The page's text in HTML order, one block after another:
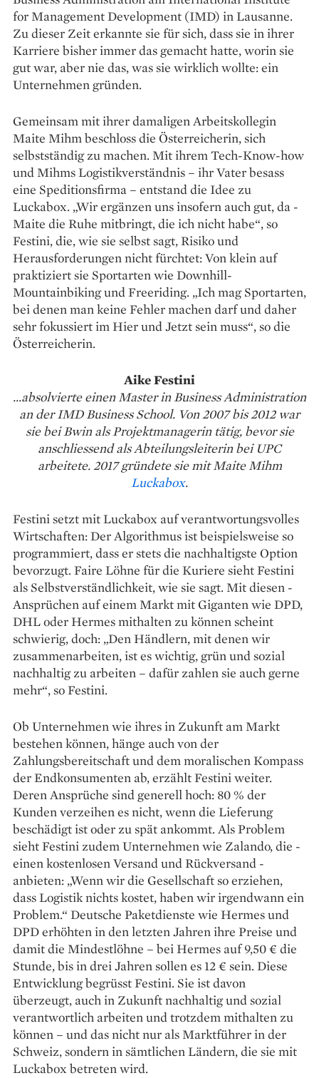
for Management Development (IMD) in Lausanne.
Zu dieser Zeit erkannte sie für sich, dass sie in ihrer
Karriere bisher immer das gemacht hatte, worin sie
gut war, aber nie das, was sie wirklich wollte: ein
Unternehmen gründen.
Gemeinsam mit ihrer damaligen Arbeitskollegin
Maite Mihm beschloss die Österreicherin, sich
selbstständig zu machen. Mit ihrem Tech-Know-how
und Mihms Logistikverständnis – ihr Vater besass
eine Speditionsfirma – entstand die Idee zu
Luckabox. „Wir ergänzen uns insofern auch gut, da ­
Maite die Ruhe mitbringt, die ich nicht habe“, so
Festini, die, wie sie selbst sagt, Risiko und
Herausforderungen nicht fürchtet: Von klein auf
praktiziert sie Sportarten wie Downhill-
Mountainbiking und Freeriding. „Ich mag Sportarten,
bei denen man keine Fehler machen darf und ­daher
sehr fokussiert im Hier und Jetzt sein muss“, so die
Österreicherin.
Aike Festini
...absolvierte einen Master in Business Administration
an der IMD Business School. Von 2007 bis 2012 war
sie bei Bwin als Projektmanagerin tätig, bevor sie
anschliessend als Abteilungsleiterin bei UPC
arbeitete. 2017 gründete sie mit Maite Mihm
Luckabox.
Festini setzt mit Luckabox auf verantwortungsvolles
Wirtschaften: Der Algorithmus ist ­beispielsweise so
programmiert, dass er stets die nachhaltigste Option
bevorzugt. ­Faire Löhne für die Kuriere sieht Festini
als Selbstverständlichkeit, wie sie sagt. Mit diesen ­
Ansprüchen auf einem Markt mit Giganten wie DPD,
DHL oder Hermes ­mithalten zu können scheint
schwierig, doch: „Den Händlern, mit denen wir
zusammenarbeiten, ist es wichtig, grün und sozial
nachhaltig zu arbeiten – dafür zahlen sie auch gerne
mehr“, so Festini.
Ob Unternehmen wie ­ihres in Zukunft am Markt
bestehen ­können, hänge auch von der
Zahlungsbereitschaft und dem moralischen Kompass
der Endkonsumenten ab, erzählt Festini weiter.
Deren Ansprüche sind generell hoch: 80 % der
Kunden verzeihen es nicht, wenn die Lieferung
beschädigt ist oder zu spät ankommt. Als Problem
sieht Festini zudem ­Unternehmen wie Zalando, die ­
einen kostenlosen ­Versand und Rückversand ­
anbieten: „Wenn wir die Gesellschaft so ­erziehen,
dass Logistik nichts kostet, haben wir irgendwann ein
Problem.“ Deutsche Paket­dienste wie Hermes und
DPD erhöhten in den letzten Jahren ihre Preise und
damit die Mindestlöhne – bei Hermes auf 9,50 € die
Stunde, bis in drei Jahren sollen es 12 € sein. Diese
Entwicklung begrüsst Festini. Sie ist ­davon
überzeugt, auch in Zukunft nachhaltig und sozial
verantwortlich arbeiten und trotzdem mithalten zu
können – und das nicht nur als Marktführer in der
Schweiz, ­sondern in sämtlichen Ländern, die sie mit
Luckabox betreten wird.